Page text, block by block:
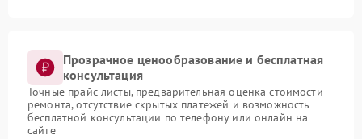
Прозрачное ценообразование и бесплатная
консультация
Точные прайс-листы, предварительная оценка стоимости
ремонта, отсутствие скрытых платежей и возможность
бесплатной консультации по телефону или онлайн на
сайте